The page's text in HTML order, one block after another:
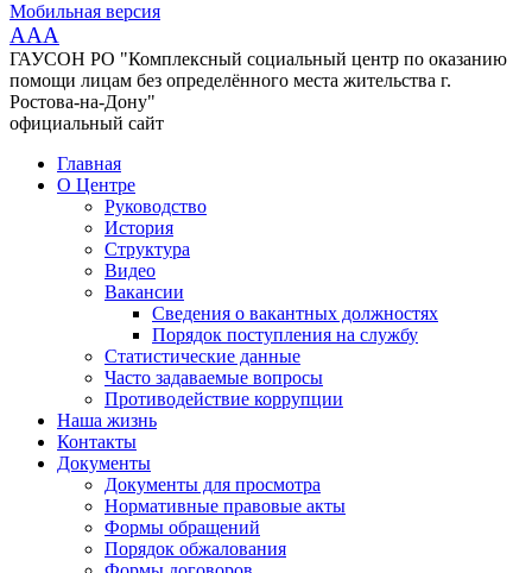
Мобильная версия
AAA
ГАУСОН РО "Комплексный социальный центр по оказанию
помощи лицам без определённого места жительства г.
Ростова-на-Дону"
официальный сайт
Главная
О Центре
Руководство
История
Структура
Видео
Вакансии
Сведения о вакантных должностях
Порядок поступления на службу
Статистические данные
Часто задаваемые вопросы
Противодействие коррупции
Наша жизнь
Контакты
Документы
Документы для просмотра
Нормативные правовые акты
Формы обращений
Порядок обжалования